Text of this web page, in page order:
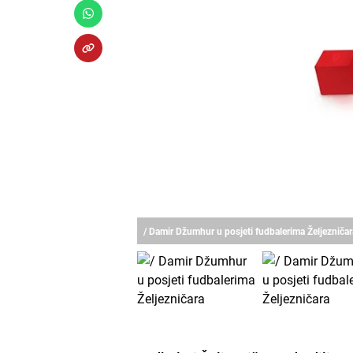
/ Damir Džumhur u posjeti fudbalerima